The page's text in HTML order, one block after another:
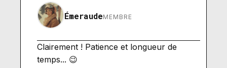
ÉmeraudeMEMBRE
Clairement ! Patience et longueur de
temps... 😉